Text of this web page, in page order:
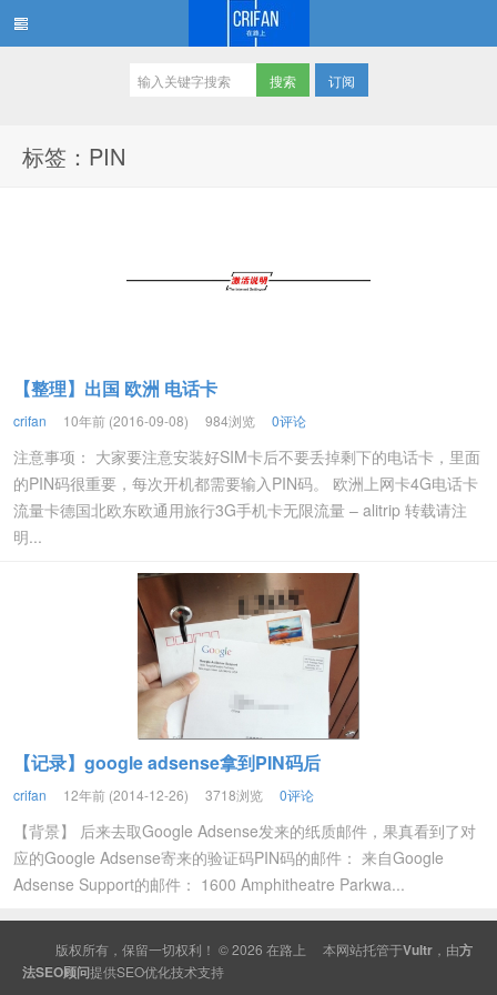
订阅
标签：PIN
【整理】出国 欧洲 电话卡
crifan 10年前 (2016-09-08) 984浏览 0评论
注意事项： 大家要注意安装好SIM卡后不要丢掉剩下的电话卡，里面
的PIN码很重要，每次开机都需要输入PIN码。 欧洲上网卡4G电话卡
流量卡德国北欧东欧通用旅行3G手机卡无限流量 – alitrip 转载请注
明...
【记录】google adsense拿到PIN码后
crifan 12年前 (2014-12-26) 3718浏览 0评论
【背景】 后来去取Google Adsense发来的纸质邮件，果真看到了对
应的Google Adsense寄来的验证码PIN码的邮件： 来自Google
Adsense Support的邮件： 1600 Amphitheatre Parkwa...
版权所有，保留一切权利！ © 2026 在路上 本网站托管于Vultr ，由方
法SEO顾问提供SEO优化技术支持